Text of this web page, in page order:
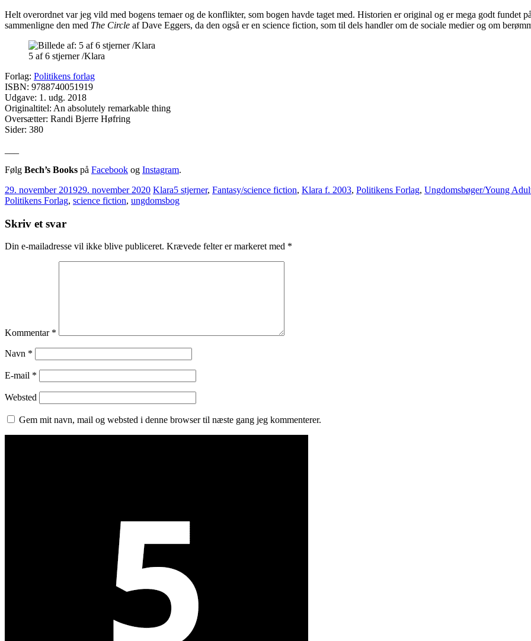
Helt overordnet var jeg vild med bogens temaer og de konflikter, som bogen havde taget med. Historien er original og er mega godt fundet
sammenligne den med The Circle af Dave Eggers, da den også er en science fiction, som til dels handler om de sociale medier og om
5 af 6 stjerner /Klara
Forlag: Politikens forlag
ISBN: 9788740051919
Udgave: 1. udg. 2018
Originaltitel: An absolutely remarkable thing
Oversætter: Randi Bjerre Høfring
Sider: 380
Følg Bech’s Books på Facebook og Instagram.
29. november 201929. november 2020 Klara5 stjerner, Fantasy/science fiction, Klara f. 2003, Politikens Forlag, Ungdomsbøger/Young
Politikens Forlag, science fiction, ungdomsbog
Skriv et svar
Din e-mailadresse vil ikke blive publiceret. Krævede felter er markeret med *
Kommentar *
Navn *
E-mail *
Websted
Gem mit navn, mail og websted i denne browser til næste gang jeg kommenterer.